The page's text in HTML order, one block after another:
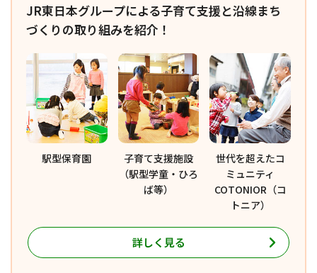
JR東日本グループによる子育て支援と沿線まち
づくりの取り組みを紹介！
駅型保育園
子育て支援施設
（駅型学童・ひろ
ば等）
世代を超えたコ
ミュニティ
COTONIOR（コ
トニア）
詳しく見る